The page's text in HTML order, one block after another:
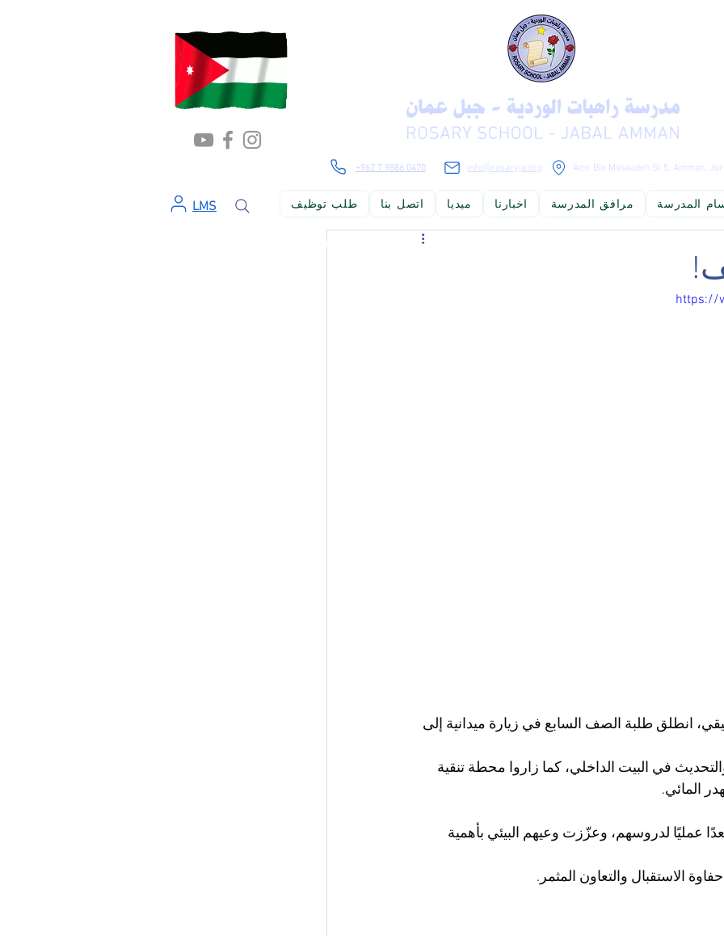
+962 7 9886 0470 info@rosaryja.org Amr Bin Masaadeh St 5, Amman,
https://
انطلق طلبة الصف السابع في زيارة ميدانية إلى
في البيت الداخلي، كما زاروا محطة تنقية
المائي.
عمليًا لدروسهم، وعزّزت وعيهم البيئي بأهمية
الاستقبال والتعاون المثمر.
المدرسة مرافق المدرسة اخبارنا ميديا اتصل بنا طلب توظيف
ومواكبة التطور العلمي، ليكونوا مواطنين صالحين يستطيعون الإسهام في بناء المجتمع وتطويره
LMS